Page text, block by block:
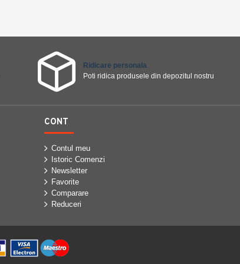
Ridicare personala
Poti ridica produsele din depozitul nostru
CONT
Contul meu
Istoric Comenzi
Newsletter
Favorite
Comparare
Reduceri